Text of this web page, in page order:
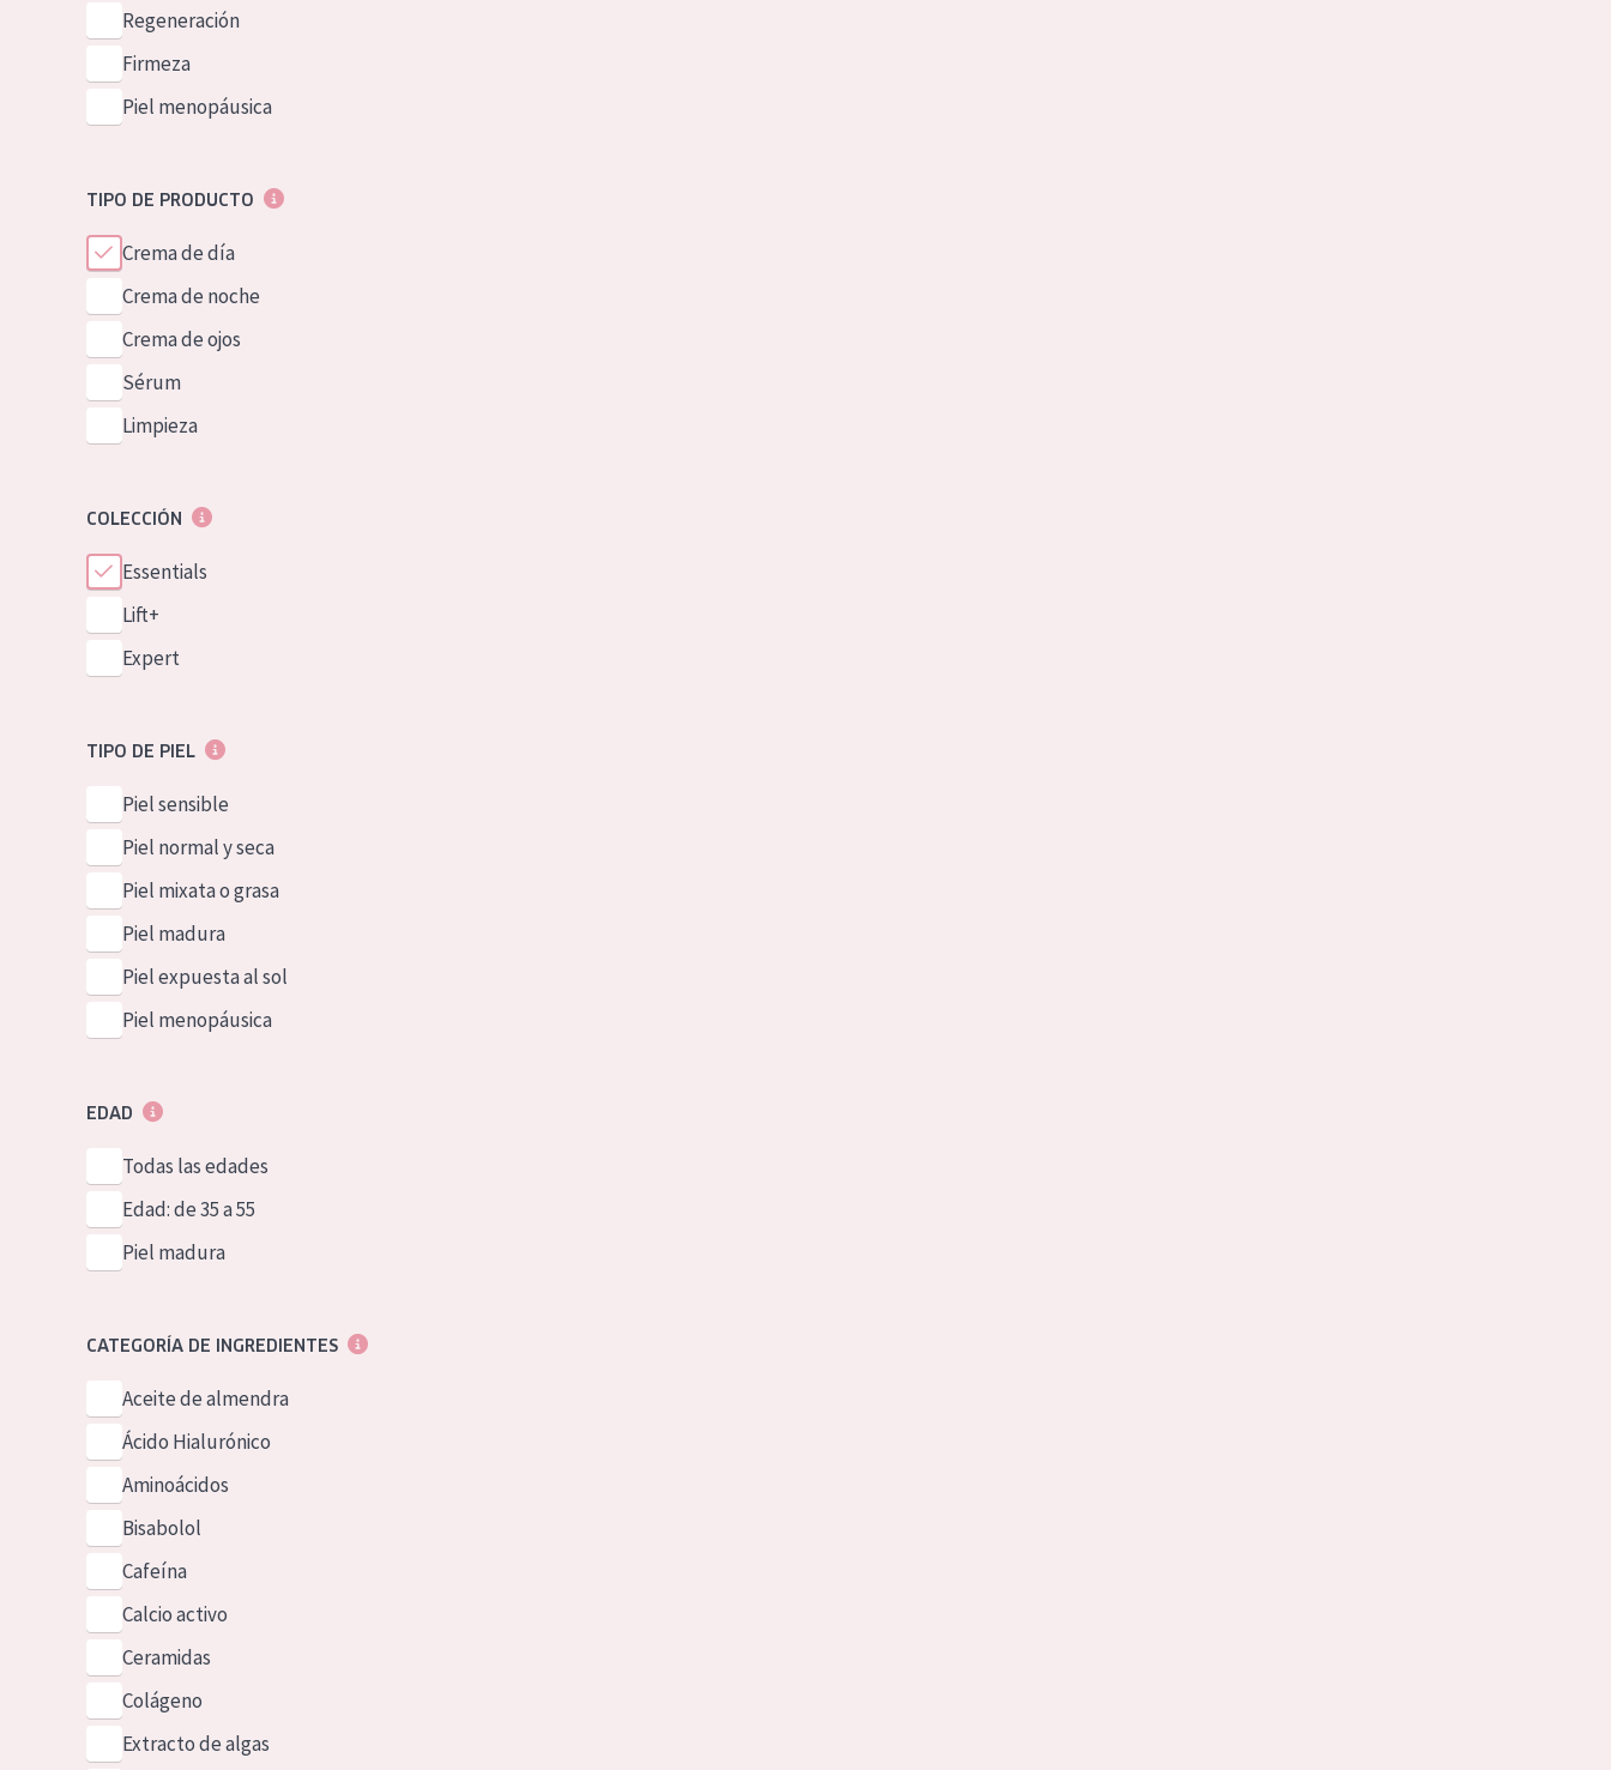
German
Spanish
Greek
Regeneración
Firmeza
Piel menopáusica
TIPO DE PRODUCTO
Crema de día
Crema de noche
Crema de ojos
Sérum
Limpieza
COLECCIÓN
Essentials
Lift+
Expert
TIPO DE PIEL
Piel sensible
Piel normal y seca
Piel mixata o grasa
Piel madura
Piel expuesta al sol
Piel menopáusica
EDAD
Todas las edades
Edad: de 35 a 55
Piel madura
CATEGORÍA DE INGREDIENTES
Aceite de almendra
Ácido Hialurónico
Aminoácidos
Bisabolol
Cafeína
Calcio activo
Ceramidas
Colágeno
Extracto de algas